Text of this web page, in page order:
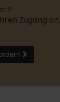
Zugang an.